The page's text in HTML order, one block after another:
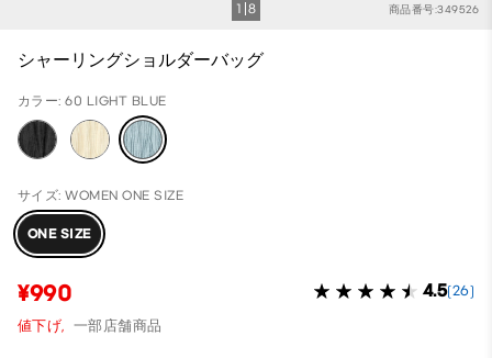
商品番号:349526
1 8
シャーリングショルダーバッグ
カラー: 60 LIGHT BLUE
サイズ: WOMEN ONE SIZE
ONE SIZE
¥990 4.5(26)
値下げ, 一部店舗商品